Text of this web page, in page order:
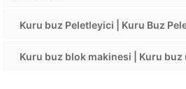
Kuru buz Peletleyici | Kuru Buz
Kuru buz blok makinesi | Kuru